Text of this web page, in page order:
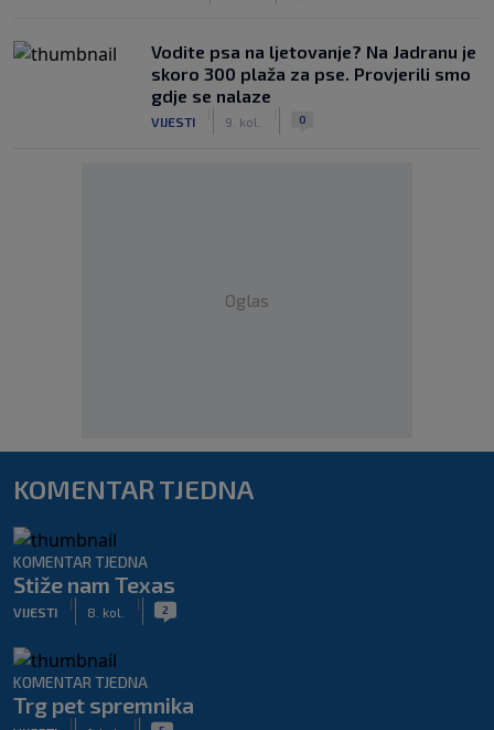
Vodite psa na ljetovanje? Na Jadranu je
skoro 300 plaža za pse. Provjerili smo
gdje se nalaze
VIJESTI 9. kol. 0
Oglas
KOMENTAR TJEDNA
KOMENTAR TJEDNA
Stiže nam Texas
VIJESTI
|
8. kol.
| 2
KOMENTAR TJEDNA
Trg pet spremnika
| |